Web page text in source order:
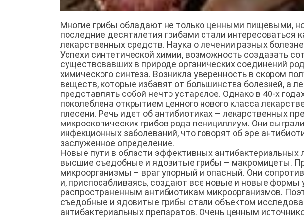
Многие грибы обладают не только ценными пищевыми,
последние десятилетия грибами стали интересоваться
лекарственных средств. Наука о лечении разных
Успехи синтетической химии, возможность создавать
существовавших в природе органических соединений
химического синтеза. Возникла уверенность в скором
веществ, которые избавят от большинства болезней, а
представлять собой нечто устарелое. Однако в 40-х
поколеблена открытием ценного нового класса
плесени. Речь идет об антибиотиках – лекарственных
микроскопических грибов рода пенициллиум. Они
инфекционных заболеваний, что говорят об эре
заслуженное определение.
Новые пути в области эффективных антибактериальных
высшие съедобные и ядовитые грибы – макромицеты.
микроорганизмы – враг упорный и опасный. Они
и, приспосабливаясь, создают все новые и новые формы
распространенным антибиотикам микроорганизмов.
съедобные и ядовитые грибы стали объектом
антибактериальных препаратов. Очень ценным